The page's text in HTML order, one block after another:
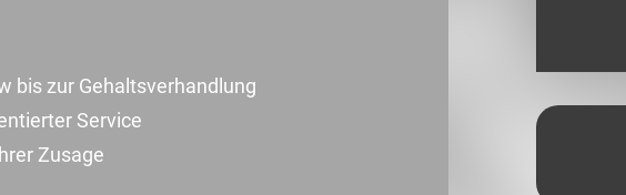
bis zur Gehaltsverhandlung
Service
Zusage